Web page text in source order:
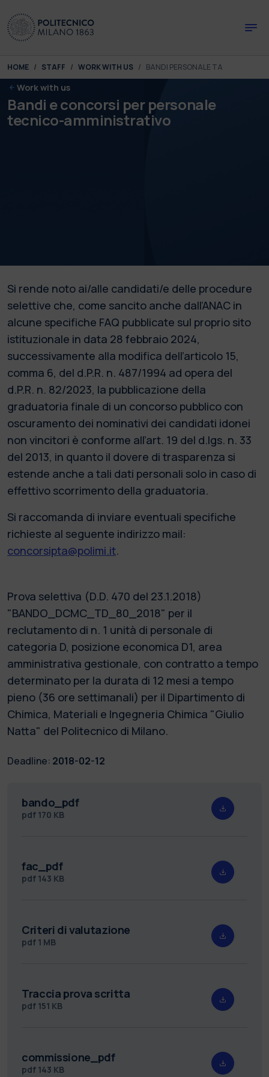
You are here:
HOME STAFF WORK WITH US BANDI PERSONALE TA
Work with us
Bandi e concorsi per personale
tecnico-amministrativo
Si rende noto ai/alle candidati/e delle procedure
selettive che, come sancito anche dall’ANAC in
alcune specifiche FAQ pubblicate sul proprio sito
istituzionale in data 28 febbraio 2024,
successivamente alla modifica dell’articolo 15,
comma 6, del d.P.R. n. 487/1994 ad opera del
d.P.R. n. 82/2023, la pubblicazione della
graduatoria finale di un concorso pubblico con
oscuramento dei nominativi dei candidati idonei
non vincitori è conforme all’art. 19 del d.lgs. n. 33
del 2013, in quanto il dovere di trasparenza si
estende anche a tali dati personali solo in caso di
effettivo scorrimento della graduatoria.
Si raccomanda di inviare eventuali specifiche
richieste al seguente indirizzo mail:
concorsipta@polimi.it.
Prova selettiva (D.D. 470 del 23.1.2018)
"BANDO_DCMC_TD_80_2018" per il
reclutamento di n. 1 unità di personale di
categoria D, posizione economica D1, area
amministrativa gestionale, con contratto a tempo
determinato per la durata di 12 mesi a tempo
pieno (36 ore settimanali) per il Dipartimento di
Chimica, Materiali e Ingegneria Chimica "Giulio
Natta" del Politecnico di Milano.
Deadline: 2018-02-12
bando_pdf
pdf 170 KB
fac_pdf
pdf 143 KB
Criteri di valutazione
pdf 1 MB
Traccia prova scritta
pdf 151 KB
commissione_pdf
pdf 143 KB